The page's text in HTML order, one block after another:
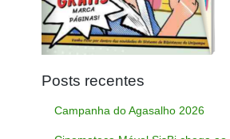
Posts recentes
Campanha do Agasalho 2026